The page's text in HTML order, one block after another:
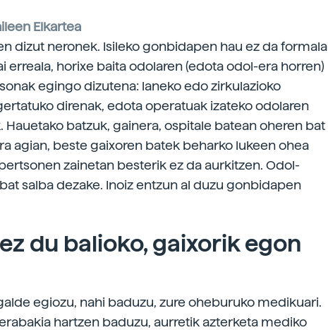
Elkartea
dizut neronek. Isileko gonbidapen hau ez da formala
erreala, horixe baita odolaren (edota odol-era horren)
egingo dizutena: laneko edo zirkulazioko
direnak, edota operatuak izateko odolaren
Hauetako batzuk, gainera, ospitale batean oheren bat
agian, beste gaixoren batek beharko lukeen ohea
zainetan besterik ez da aurkitzen. Odol-
salba dezake. Inoiz entzun al duzu gonbidapen
du balioko, gaixorik egon
egiozu, nahi baduzu, zure oheburuko medikuari.
hartzen baduzu, aurretik azterketa mediko